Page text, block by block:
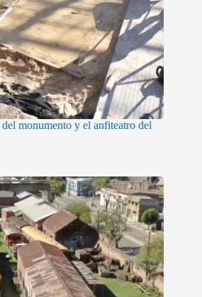
monumento y el anfiteatro del